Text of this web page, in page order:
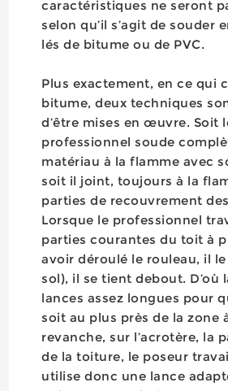
caractéristiques ne seront
selon qu’il s’agit de souder
lés de bitume ou de PVC.
Plus exactement, en ce qui
bitume, deux techniques
d’être mises en œuvre. Soit
professionnel soude
matériau à la flamme avec
soit il joint, toujours à la
parties de recouvrement
Lorsque le professionnel
parties courantes du toit à
avoir déroulé le rouleau, il
sol), il se tient debout. D’où
lances assez longues pour
soit au plus près de la zone
revanche, sur l’acrotère, la
de la toiture, le poseur
utilise donc une lance